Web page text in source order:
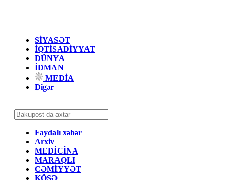
SİYASƏT
İQTİSADİYYAT
DÜNYA
İDMAN
MEDİA
Digər
Faydalı xəbər
Arxiv
MEDİCİNA
MARAQLI
CƏMİYYƏT
KÖŞƏ